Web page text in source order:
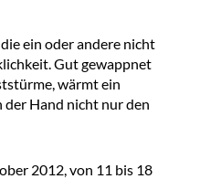
ein oder andere nicht
Gut gewappnet
wärmt ein
der Hand nicht nur den
2012, von 11 bis 18